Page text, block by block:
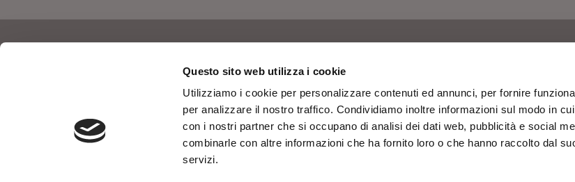
Questo sito web utilizza i cookie
Utilizziamo i cookie per personalizzare contenuti ed annunci, per fornire
per analizzare il nostro traffico. Condividiamo inoltre informazioni sul modo in
con i nostri partner che si occupano di analisi dei dati web, pubblicità e social
combinarle con altre informazioni che ha fornito loro o che hanno raccolto dal
servizi.
Dopo aver preso visione della presente
informativa sulla privacy, acconsento al
trattamento dei dati personali comunicati.